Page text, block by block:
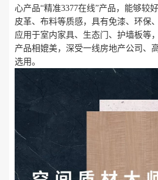
心产品“精准3377在线”产品，能够较
皮革、布料等质感，具有免漆、环保
应用于室内家具、生态门、护墙板等
产品相媲美，深受一线房地产公司、
选用。